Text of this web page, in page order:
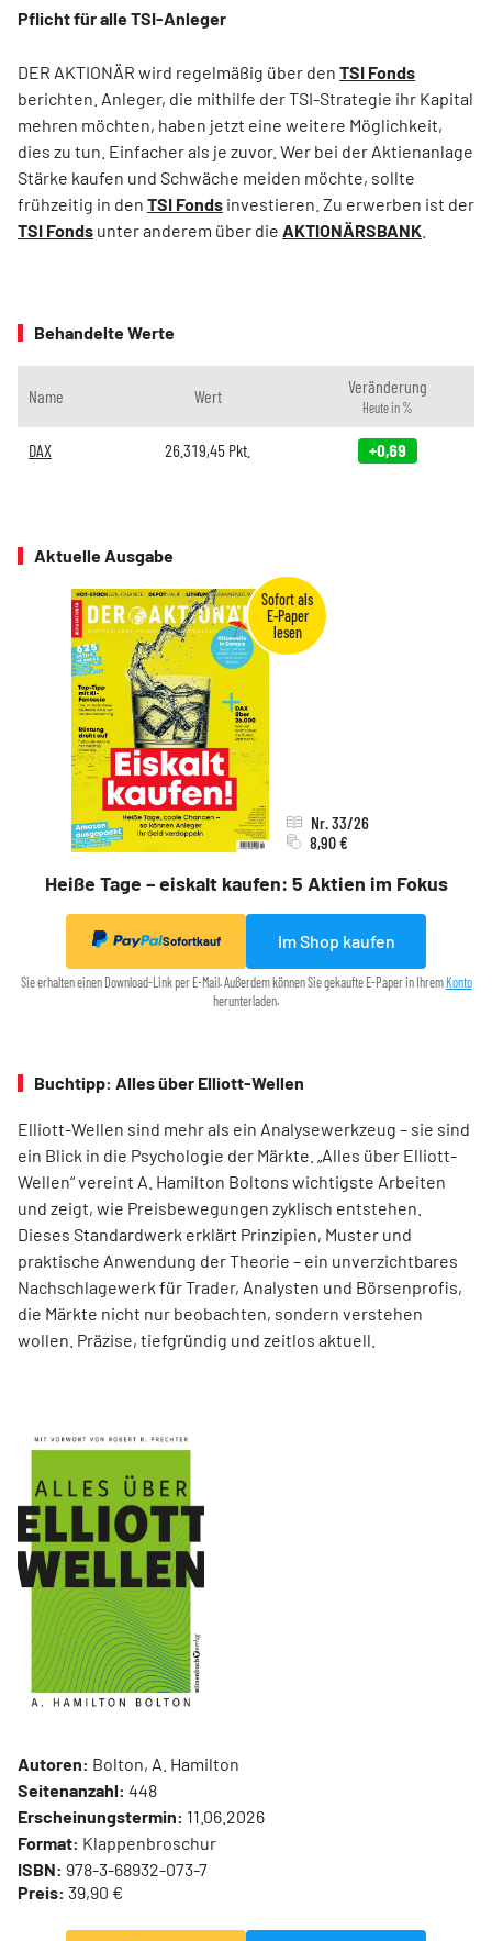
Pflicht für alle TSI-Anleger
DER AKTIONÄR wird regelmäßig über den TSI Fonds
berichten. Anleger, die mithilfe der TSI-Strategie ihr Kapital
mehren möchten, haben jetzt eine weitere Möglichkeit,
dies zu tun. Einfacher als je zuvor. Wer bei der Aktienanlage
Stärke kaufen und Schwäche meiden möchte, sollte
frühzeitig in den TSI Fonds investieren. Zu erwerben ist der
TSI Fonds unter anderem über die AKTIONÄRSBANK
Behandelte Werte
Name Wert Veränderung
Heute in %
DAX 26.319,45 Pkt. +0,69
Aktuelle Ausgabe
Heiße Tage – eiskalt kaufen: 5 Aktien im Fokus
Nr. 33/26
8,90 €
Sofortkauf Im Shop kaufen
Sie erhalten einen Download-Link per E-Mail. Außerdem können Sie gekaufte E-Paper in Ihrem Konto
herunterladen.
Buchtipp: Alles über Elliott-Wellen
Elliott-Wellen sind mehr als ein Analysewerkzeug – sie sind
ein Blick in die Psychologie der Märkte. „Alles über Elliott-
Wellen“ vereint A. Hamilton Boltons wichtigste Arbeiten
und zeigt, wie Preisbewegungen zyklisch entstehen.
Dieses Standardwerk erklärt Prinzipien, Muster und
praktische Anwendung der Theorie – ein unverzichtbares
Nachschlagewerk für Trader, Analysten und Börsenprofis,
die Märkte nicht nur beobachten, sondern verstehen
wollen. Präzise, tiefgründig und zeitlos aktuell.
Autoren: Bolton, A. Hamilton
Seitenanzahl: 448
Erscheinungstermin: 11.06.2026
Format: Klappenbroschur
ISBN: 978-3-68932-073-7
Preis: 39,90 €